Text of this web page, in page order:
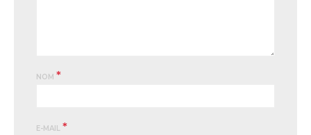
NOM *
E-MAIL *